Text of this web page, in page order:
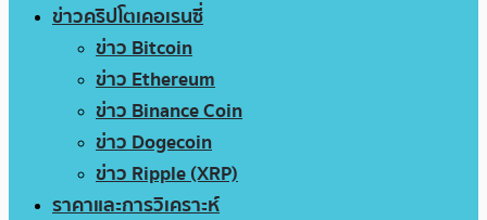
ข่าวคริปโตเคอเรนซี่
ข่าว Bitcoin
ข่าว Ethereum
ข่าว Binance Coin
ข่าว Dogecoin
ข่าว Ripple (XRP)
ราคาและการวิเคราะห์